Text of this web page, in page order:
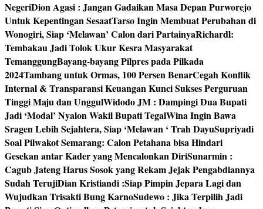
NegeriDion Agasi : Jangan Gadaikan Masa Depan Purworejo
Untuk Kepentingan SesaatTarso Ingin Membuat Perubahan di
Wonogiri, Siap ‘Melawan’ Calon dari PartainyaRichardl:
Tembakau Jadi Tolok Ukur Kesra Masyarakat
TemanggungBayang-bayang Pilpres pada Pilkada
2024Tambang untuk Ormas, 100 Persen BenarCegah Konflik
Internal & Transparansi Keuangan Kunci Sukses Perguruan
Tinggi Maju dan UnggulWidodo JM : Dampingi Dua Bupati
Jadi ‘Modal’ Nyalon Wakil Bupati TegalWina Ingin Bawa
Sragen Lebih Sejahtera, Siap ‘Melawan ‘ Trah DayuSupriyadi
Soal Pilwakot Semarang: Calon Petahana bisa Hindari
Gesekan antar Kader yang Mencalonkan DiriSunarmin :
Cagub Jateng Harus Sosok yang Rekam Jejak Pengabdiannya
Sudah TerujiDian Kristiandi :Siap Pimpin Jepara Lagi dan
Wujudkan Trisakti Bung KarnoSudewo : Jika Terpilih Jadi